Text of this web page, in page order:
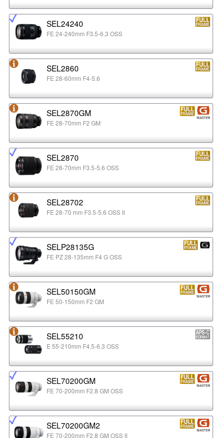
SEL24240
FE 24-240mm F3.5-6.3 OSS
SEL2860
FE 28-60mm F4-5.6
SEL2870GM
FE 28-70mm F2 GM
SEL2870
FE 28-70mm F3.5-5.6 OSS
SEL28702
FE 28-70 mm F3.5-5.6 OSS II
SELP28135G
FE PZ 28-135mm F4 G OSS
SEL50150GM
FE 50-150mm F2 GM
SEL55210
E 55-210mm F4.5-6.3 OSS
SEL70200GM
FE 70-200mm F2.8 GM OSS
SEL70200GM2
FE 70-200mm F2.8 GM OSS II